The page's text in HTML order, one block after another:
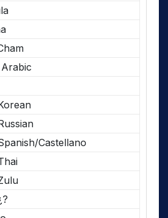
Castellano